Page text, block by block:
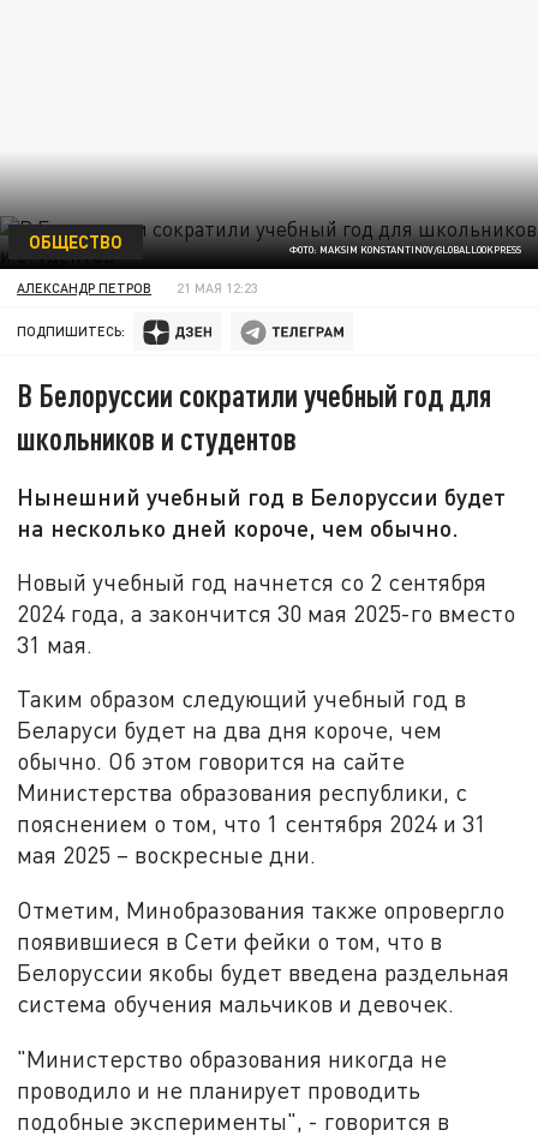
ФОТО: MAKSIM KONSTANTINOV/GLOBALLOOKPRESS
ОБЩЕСТВО
АЛЕКСАНДР ПЕТРОВ 21 МАЯ 12:23
ПОДПИШИТЕСЬ:
В Белоруссии сократили учебный год для
школьников и студентов
Нынешний учебный год в Белоруссии будет
на несколько дней короче, чем обычно.
Новый учебный год начнется со 2 сентября
2024 года, а закончится 30 мая 2025-го вместо
31 мая.
Таким образом следующий учебный год в
Беларуси будет на два дня короче, чем
обычно. Об этом говорится на сайте
Министерства образования республики, с
пояснением о том, что 1 сентября 2024 и 31
мая 2025 – воскресные дни.
Отметим, Минобразования также опровергло
появившиеся в Сети фейки о том, что в
Белоруссии якобы будет введена раздельная
система обучения мальчиков и девочек.
"Министерство образования никогда не
проводило и не планирует проводить
подобные эксперименты", - говорится в